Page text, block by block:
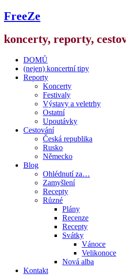
FreeZe
koncerty, reporty,
DOMŮ
(nejen) koncertní tipy
Reporty
Koncerty
Festivaly
Výstavy a veletrhy
Ostatní
Upoutávky
Cestování
Česká republika
Rusko
Německo
Blog
Ohlédnutí za…
Zamyšlení
Recepty
Různé
Plány
Recenze
Recepty
Svátky
Vánoce
Velikonoce
Nová alba
Kontakt